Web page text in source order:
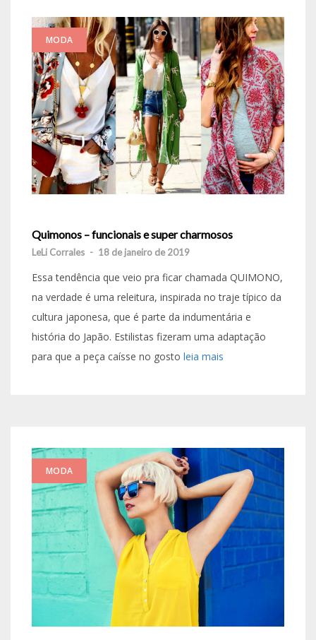
MODA
Quimonos – funcionais e super charmosos
LeLi Corrales - 18 de janeiro de 2019
Essa tendência que veio pra ficar chamada QUIMONO,
na verdade é uma releitura, inspirada no traje típico da
cultura japonesa, que é parte da indumentária e
história do Japão. Estilistas fizeram uma adaptação
para que a peça caísse no gosto leia mais
MODA